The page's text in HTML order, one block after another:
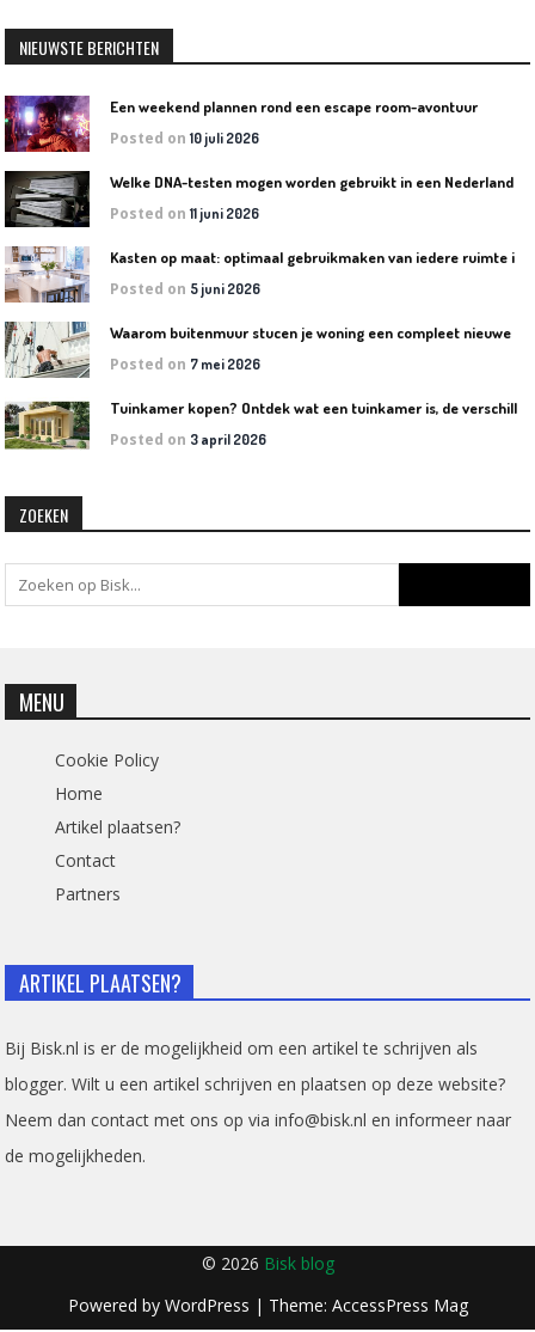
NIEUWSTE BERICHTEN
Een weekend plannen rond een escape room-avontuur
Posted on10 juli 2026
Posted on11 juni 2026
Posted on 5 juni 2026
Posted on 7 mei 2026
Posted on 3 april 2026
ZOEKEN
MENU
Cookie Policy
Home
Artikel plaatsen?
Contact
Partners
ARTIKEL PLAATSEN?
Bij Bisk.nl is er de mogelijkheid om een artikel te schrijven als
blogger. Wilt u een artikel schrijven en plaatsen op deze website?
Neem dan contact met ons op via info@bisk.nl en informeer naar
de mogelijkheden.
© 2026 Bisk blog
Powered by WordPress | Theme: AccessPress Mag